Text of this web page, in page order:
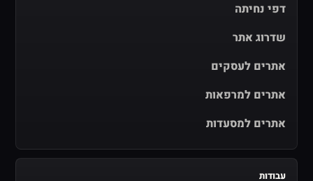
דפי נחיתה
שדרוג אתר
אתרים לעסקים
אתרים למרפאות
אתרים למסעדות
עבודות